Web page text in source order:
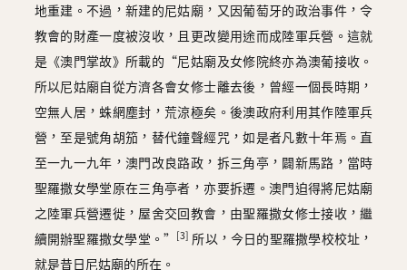
地重建。不過，新建的尼姑廟，又因葡萄牙的政治事件，令
教會的財產一度被沒收，且更改變用途而成陸軍兵營。這就
是《澳門掌故》所載的“尼姑廟及女修院終亦為澳葡接收。
所以尼姑廟自從方濟各會女修士離去後，曾經一個長時期，
空無人居，蛛網塵封，荒涼極矣。後澳政府利用其作陸軍兵
營，至是號角胡笳，替代鐘聲經咒，如是者凡數十年焉。直
至一九一九年，澳門改良路政，拆三角亭，闢新馬路，當時
聖羅撒女學堂原在三角亭者，亦要拆遷。澳門迫得將尼姑廟
之陸軍兵營遷徙，屋舍交回教會，由聖羅撒女修士接收，繼
續開辦聖羅撒女學堂。”
[3]
所以，今日的聖羅撒學校校址，
就是昔日尼姑廟的所在。